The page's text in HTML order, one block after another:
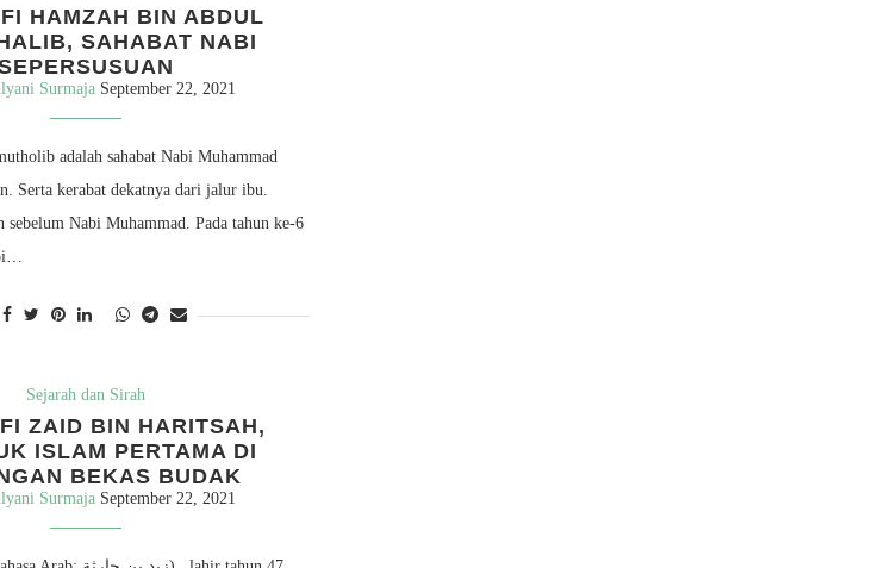
HAMZAH BIN ABDUL
SAHABAT NABI
Surmaja September 22, 2021
adalah sahabat Nabi Muhammad
Serta kerabat dekatnya dari jalur ibu.
sebelum Nabi Muhammad. Pada tahun ke-6
Sejarah dan Sirah
ZAID BIN HARITSAH,
ISLAM PERTAMA DI
BEKAS BUDAK
Surmaja September 22, 2021